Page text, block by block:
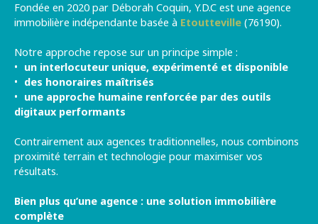
Fondée en 2020 par Déborah Coquin, Y.D.C est une agence
immobilière indépendante basée à Etoutteville (76190).
Notre approche repose sur un principe simple :
un interlocuteur unique, expérimenté et disponible
des honoraires maîtrisés
une approche humaine renforcée par des outils
digitaux performants
Contrairement aux agences traditionnelles, nous combinons
proximité terrain et technologie pour maximiser vos
résultats.
Bien plus qu’une agence : une solution immobilière
complète